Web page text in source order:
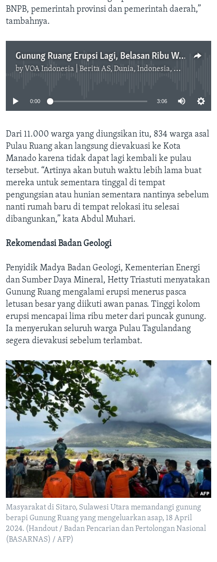
BNPB, pemerintah provinsi dan pemerintah daerah,”
tambahnya.
Gunung Ruang Erupsi Lagi, Belasan Ribu Warga Mengungsi
by VOA Indonesia | Berita AS, Dunia, Indonesia, Diaspora Indonesia di AS
No media source currently available
0:00 3:06
Dari 11.000 warga yang diungsikan itu, 834 warga asal
Pulau Ruang akan langsung dievakuasi ke Kota
Manado karena tidak dapat lagi kembali ke pulau
tersebut. “Artinya akan butuh waktu lebih lama buat
mereka untuk sementara tinggal di tempat
pengungsian atau hunian sementara nantinya sebelum
nanti rumah baru di tempat relokasi itu selesai
dibangunkan,” kata Abdul Muhari.
Rekomendasi Badan Geologi
Penyidik Madya Badan Geologi, Kementerian Energi
dan Sumber Daya Mineral, Hetty Triastuti menyatakan
Gunung Ruang mengalami erupsi menerus pasca
letusan besar yang diikuti awan panas. Tinggi kolom
erupsi mencapai lima ribu meter dari puncak gunung.
Ia menyerukan seluruh warga Pulau Tagulandang
segera dievakusi sebelum terlambat.
Masyarakat di Sitaro, Sulawesi Utara memandangi gunung
berapi Gunung Ruang yang mengeluarkan asap, 18 April
2024. (Handout / Badan Pencarian dan Pertolongan Nasional
(BASARNAS) / AFP)